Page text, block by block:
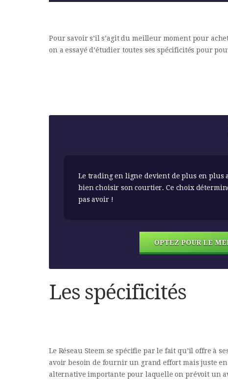
Pour savoir s’il s’agit du meilleur moment pour
on a essayé d’étudier toutes ses spécificités pour
Le trading en ligne devient de plus en plus
bien choisir son courtier. Ce choix
pas avoir !
OPTEZ POUR LE
Les spécificités
Le Réseau Steem se spécifie par le fait qu’il offre à
avoir besoin de fournir un grand effort mais juste
alternative importante pour laquelle on prévoit un